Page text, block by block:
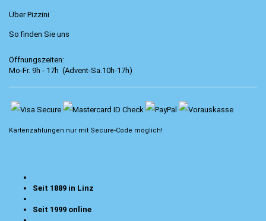
Über Pizzini
So finden Sie uns
Öffnungszeiten:
Mo-Fr. 9h - 17h (Advent-Sa.10h-17h)
Kartenzahlungen nur mit Secure-Code möglich!
Seit 1889 in Linz
Seit 1999 online